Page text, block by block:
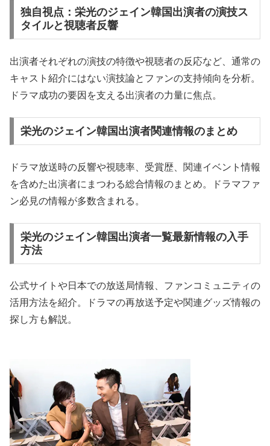
独自視点：栄光のジェイン韓国出演者の演技ス
タイルと視聴者反響
出演者それぞれの演技の特徴や視聴者の反応など、通常の
キャスト紹介にはない演技論とファンの支持傾向を分析。
ドラマ成功の要因を支える出演者の力量に焦点。
栄光のジェイン韓国出演者関連情報のまとめ
ドラマ放送時の反響や視聴率、受賞歴、関連イベント情報
を含めた出演者にまつわる総合情報のまとめ。ドラマファ
ン必見の情報が多数含まれる。
栄光のジェイン韓国出演者一覧最新情報の入手
方法
公式サイトや日本での放送局情報、ファンコミュニティの
活用方法を紹介。ドラマの再放送予定や関連グッズ情報の
探し方も解説。